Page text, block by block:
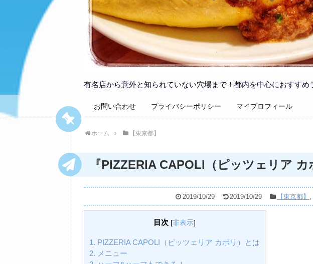
有名店から意外と知られていない穴場まで！都内を中心におすす
お問い合わせ プライバシーポリシー マイプロフィール
ホーム 【東京都】
『PIZZERIA CAPOLI（ピッツェリア
2019/10/29 2019/10/29 【東京都】 ,
目次 [非表示]
1. PIZZERIA CAPOLI（ピッツェリア カポリ）とは
2. メニュー